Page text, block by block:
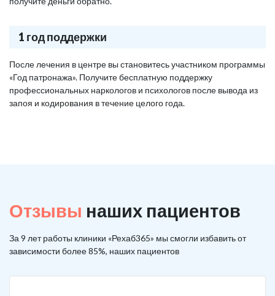
1 год поддержки
После лечения в центре вы становитесь участником программы
«Год патронажа». Получите бесплатную поддержку
профессиональных наркологов и психологов после вывода из
запоя и кодирования в течение целого года.
Отзывы наших пациентов
За 9 лет работы клиники «Рехаб365» мы смогли избавить от
зависимости более 85%, наших пациентов